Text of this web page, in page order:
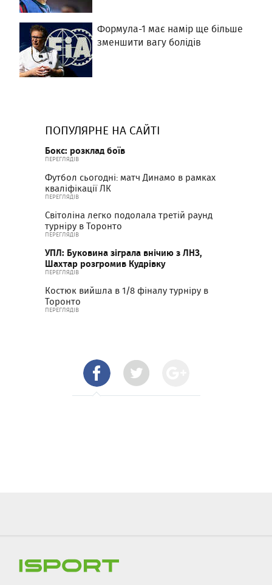
Формула-1 має намір ще більше
зменшити вагу болідів
ПОПУЛЯРНЕ НА САЙТІ
Бокс: розклад боїв
ПЕРЕГЛЯДІВ
Футбол сьогодні: матч Динамо в рамках
кваліфікації ЛК
ПЕРЕГЛЯДІВ
Світоліна легко подолала третій раунд
турніру в Торонто
ПЕРЕГЛЯДІВ
УПЛ: Буковина зіграла внічию з ЛНЗ,
Шахтар розгромив Кудрівку
ПЕРЕГЛЯДІВ
Костюк вийшла в 1/8 фіналу турніру в
Торонто
ПЕРЕГЛЯДІВ